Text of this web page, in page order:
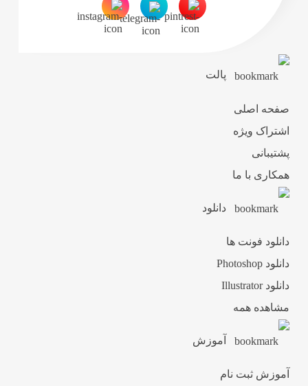
پالت
صفحه اصلی
اشتراک ویژه
پشتیبانی
همکاری با ما
دانلود
دانلود فونت ها
دانلود Photoshop
دانلود Illustrator
مشاهده همه
آموزش
آموزش ثبت نام